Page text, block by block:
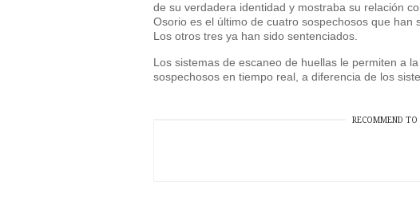
de su verdadera identidad y mostraba su relación
Osorio es el último de cuatro sospechosos que han
Los otros tres ya han sido sentenciados.
Los sistemas de escaneo de huellas le permiten a
sospechosos en tiempo real, a diferencia de los
RECOMMEND TO